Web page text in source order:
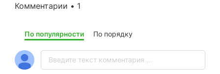
Комментарии • 1
По популярности По порядку